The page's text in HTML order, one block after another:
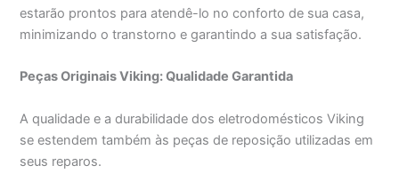
estarão prontos para atendê-lo no conforto de sua casa,
minimizando o transtorno e garantindo a sua satisfação.
Peças Originais Viking: Qualidade Garantida
A qualidade e a durabilidade dos eletrodomésticos Viking
se estendem também às peças de reposição utilizadas em
seus reparos.